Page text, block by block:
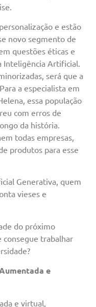
e estão
novo segmento de
questões éticas e
Inteligência Artificial.
será que a
a especialista em
essa população
com erros de
da história.
todas empresas,
produtos para esse
Generativa, quem
vieses e
do próximo
consegue trabalhar
e
e virtual,